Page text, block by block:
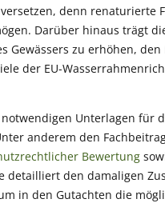
denn renaturierte
Darüber hinaus trägt
Gewässers zu erhöhen,
der EU-
Unterlagen für
anderem den
Bewertung
detailliert den damaligen
in den Gutachten die